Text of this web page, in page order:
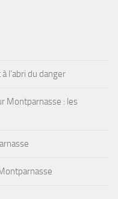
l’abri du danger
Montparnasse : les